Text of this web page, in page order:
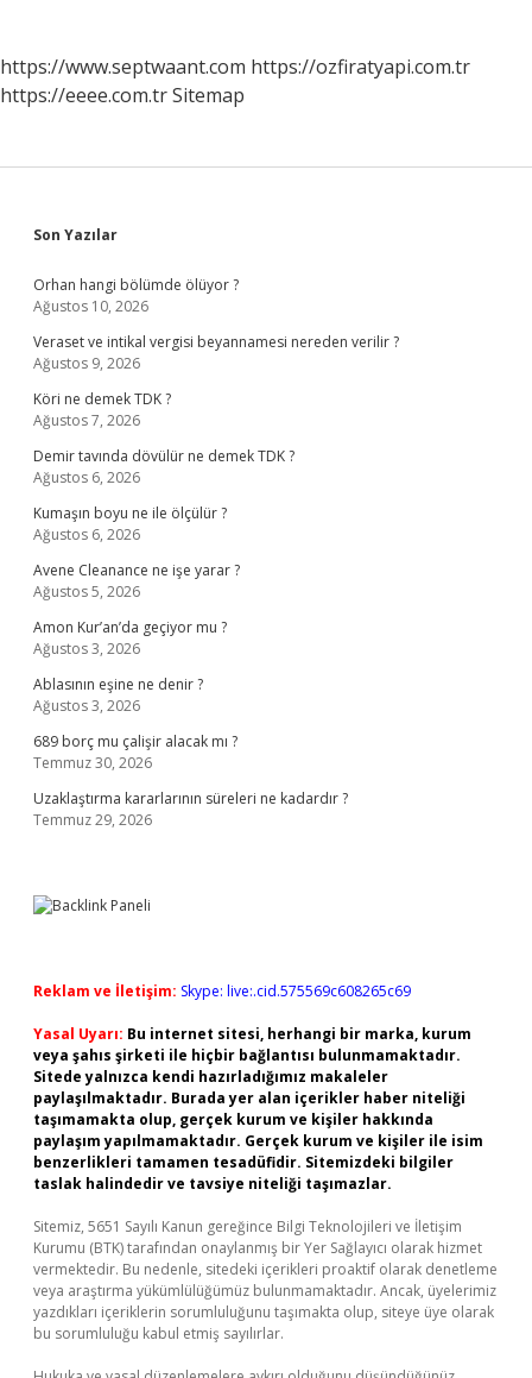
https://www.septwaant.com https://ozfiratyapi.com.tr
https://eeee.com.trSitemap
Sidebar
Son Yazılar
Orhan hangi bölümde ölüyor ?
Ağustos 10, 2026
Veraset ve intikal vergisi beyannamesi nereden verilir ?
Ağustos 9, 2026
Köri ne demek TDK ?
Ağustos 7, 2026
Demir tavında dövülür ne demek TDK ?
Ağustos 6, 2026
Kumaşın boyu ne ile ölçülür ?
Ağustos 6, 2026
Avene Cleanance ne işe yarar ?
Ağustos 5, 2026
Amon Kur’an’da geçiyor mu ?
Ağustos 3, 2026
Ablasının eşine ne denir ?
Ağustos 3, 2026
689 borç mu çalişir alacak mı ?
Temmuz 30, 2026
Uzaklaştırma kararlarının süreleri ne kadardır ?
Temmuz 29, 2026
Reklam ve İletişim: Skype: live:.cid.575569c608265c69
Yasal Uyarı: Bu internet sitesi, herhangi bir marka, kurum
veya şahıs şirketi ile hiçbir bağlantısı bulunmamaktadır.
Sitede yalnızca kendi hazırladığımız makaleler
paylaşılmaktadır. Burada yer alan içerikler haber niteliği
taşımamakta olup, gerçek kurum ve kişiler hakkında
paylaşım yapılmamaktadır. Gerçek kurum ve kişiler ile isim
benzerlikleri tamamen tesadüfidir. Sitemizdeki bilgiler
taslak halindedir ve tavsiye niteliği taşımazlar.
Sitemiz, 5651 Sayılı Kanun gereğince Bilgi Teknolojileri ve İletişim
Kurumu (BTK) tarafından onaylanmış bir Yer Sağlayıcı olarak hizmet
vermektedir. Bu nedenle, sitedeki içerikleri proaktif olarak denetleme
veya araştırma yükümlülüğümüz bulunmamaktadır. Ancak, üyelerimiz
yazdıkları içeriklerin sorumluluğunu taşımakta olup, siteye üye olarak
bu sorumluluğu kabul etmiş sayılırlar.